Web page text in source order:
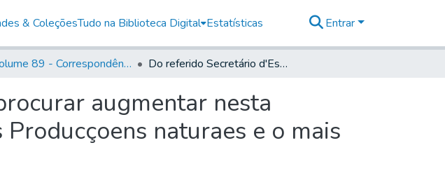
& ColeçõesTudo na Biblioteca Digital Estatísticas Entrar
Volume 89 - Correspondência do então Governador e Capitão General de São Paulo, Antonio Manoel de Mello Castro (1797-1802) Do referido Secretário d'Estado sobre procurar augmentar nesta Capitania o uzo, e consumo de todas as Producçoens naturaes e o mais que abaixo de declara.
augmentar nesta
naturaes e o mais